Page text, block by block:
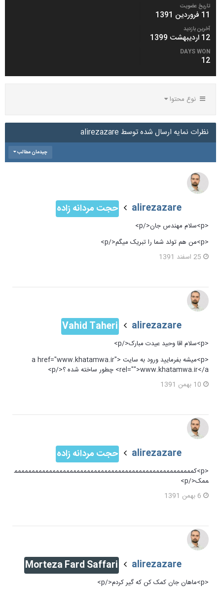
تاریخ عضویت
11 فروردین 1391
آخرین بازدید
12 اردیبهشت 1399
DAYS WON
12
نوع محتوا
نظرات نمایه ارسال شده توسط alirezazare
چیدمان مطالب
alirezazare حجت مردانه زاده
<p>سلام مهندس جان</p>
<p>من هم تولد شما را تبریک میگم</p>
25 اسفند 1391
alirezazare
Vahid Taheri
<p>سلام اقا وحید عیدت مبارک</p>
<p>میشه بفرمایید ورود به سایت <a href="www.khatamwa.ir"
rel="">www.khatamwa.ir</a> چطور ساخته شده ؟</p>
10 بهمن 1391
alirezazare حجت مردانه زاده
<p>کمممممممممممممممممممممممممممممممممممممممممممممممممممم
ممک</p>
6 بهمن 1391
alirezazare
Morteza Fard Saffari
<p>ماهان جان کمک کن که گیر کردم</p>